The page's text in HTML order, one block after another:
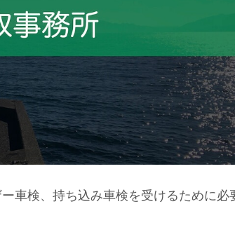
車検、持ち込み車検を受けるために必